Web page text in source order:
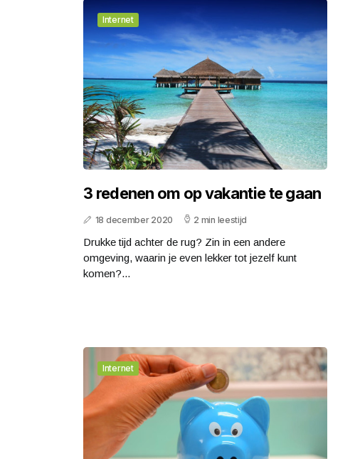
Internet
3 redenen om op vakantie te gaan
18 december 2020 2 min leestijd
Drukke tijd achter de rug? Zin in een andere
omgeving, waarin je even lekker tot jezelf kunt
komen?...
Internet